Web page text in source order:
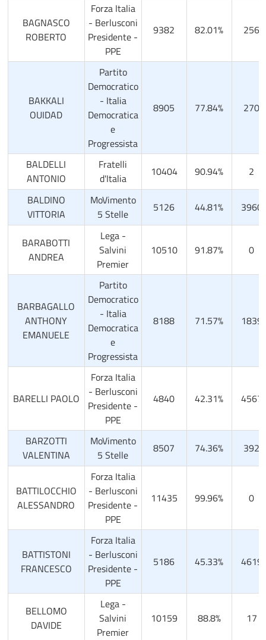
BAGNASCO
ROBERTO
Forza Italia
- Berlusconi
Presidente -
PPE
9382 82.01% 256
BAKKALI
OUIDAD
Partito
Democratico
- Italia
Democratica
e
Progressista
8905 77.84% 270
BALDELLI
ANTONIO
Fratelli
d'Italia
10404 90.94%
2
BALDINO
VITTORIA
MoVimento
5 Stelle
5126 44.81% 3960
BARABOTTI
ANDREA
Lega -
Salvini
Premier
10510 91.87% 0
BARBAGALLO
ANTHONY
EMANUELE
Partito
Democratico
- Italia
Democratica
e
Progressista
8188 71.57% 1839
BARELLI PAOLO
Forza Italia
- Berlusconi
Presidente -
PPE
4840 42.31% 4567
BARZOTTI
VALENTINA
MoVimento
5 Stelle
8507 74.36% 392
BATTILOCCHIO
ALESSANDRO
Forza Italia
- Berlusconi
Presidente -
PPE
11435 99.96% 0
BATTISTONI
FRANCESCO
Forza Italia
- Berlusconi
Presidente -
PPE
5186 45.33% 4619
BELLOMO
DAVIDE
Lega -
Salvini
Premier
10159 88.8% 17